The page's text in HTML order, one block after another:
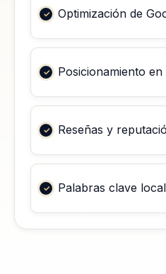
Optimización de
Posicionamiento en
Reseñas y
Palabras clave